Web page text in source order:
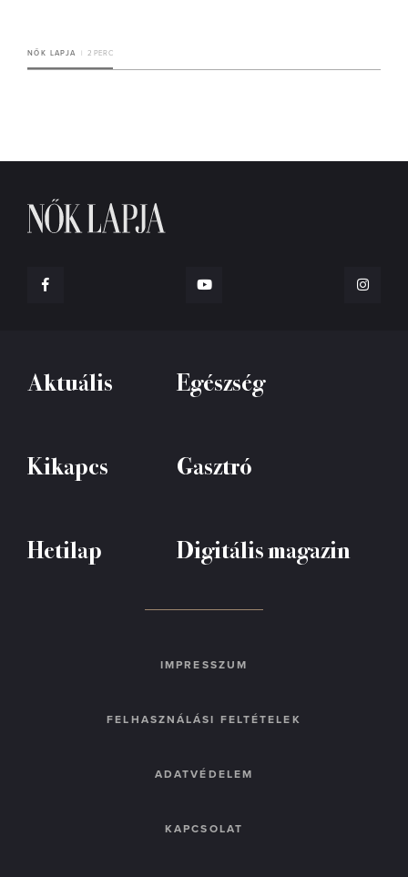
NŐK LAPJA 2 PERC
Aktuális Egészség
Kikapcs Gasztró
Hetilap Digitális magazin
IMPRESSZUM
FELHASZNÁLÁSI FELTÉTELEK
ADATVÉDELEM
KAPCSOLAT